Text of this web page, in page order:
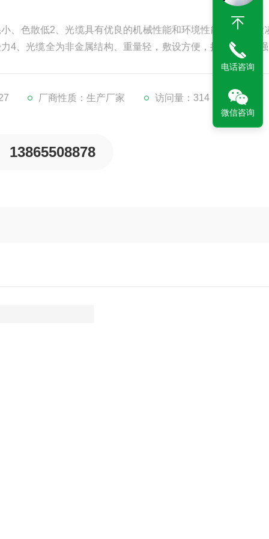
、色散低2、光缆具有优良的机械性能和环境性能3、结构紧
4、光缆全为非金属结构、重量轻，敷设方便，抗电磁干扰
厂商性质：生产厂家 访问量：314
13865508878
电话咨询
微信咨询